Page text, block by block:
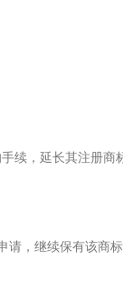
续，延长其注册商
，继续保有该商标